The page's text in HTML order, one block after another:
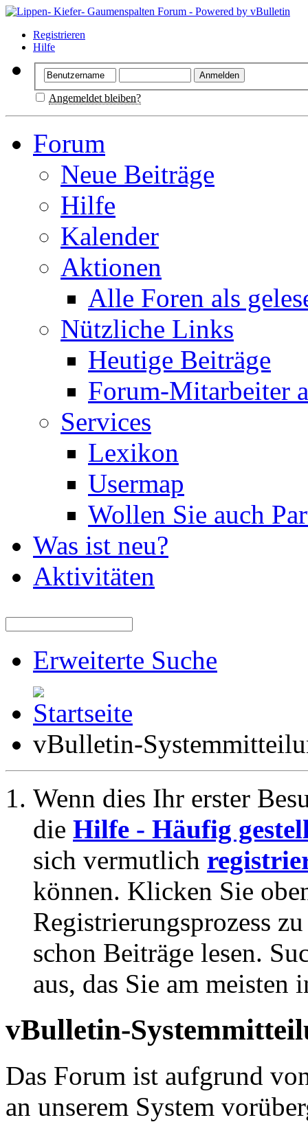
Registrieren
Hilfe
Angemeldet bleiben?
Forum
Neue Beiträge
Hilfe
Kalender
Aktionen
Alle Foren als
Nützliche Links
Heutige Beiträge
Forum-Mitarbeiter
Services
Lexikon
Usermap
Wollen Sie auch
Was ist neu?
Aktivitäten
Erweiterte Suche
vBulletin-
Wenn dies Ihr erster
die Hilfe - Häufig
sich vermutlich
können. Klicken Sie
Registrierungsprozess
schon Beiträge lesen.
aus, das Sie am meisten
vBulletin-
Das Forum ist aufgrund
an unserem System